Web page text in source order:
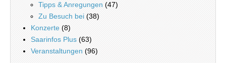
Tipps & Anregungen (47)
Zu Besuch bei (38)
Konzerte (8)
Saarinfos Plus (63)
Veranstaltungen (96)